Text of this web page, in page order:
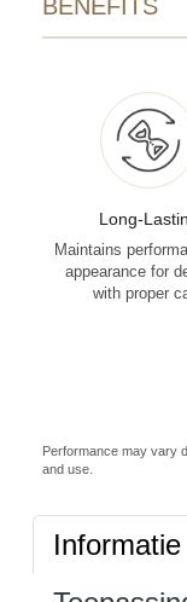
BENEFITS
Long-
Maintains
appearance for
with proper
Performance may vary
and use.
Informatie